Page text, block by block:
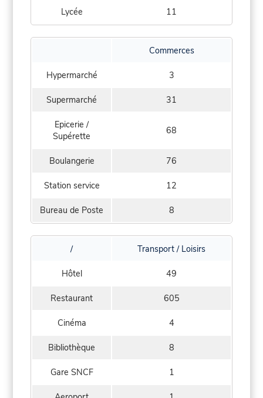
Lycée 11
Commerces
Hypermarché 3
Supermarché 31
Epicerie /
Supérette
68
Boulangerie 76
Station service 12
Bureau de Poste 8
/ Transport / Loisirs
Hôtel 49
Restaurant 605
Cinéma 4
Bibliothèque 8
Gare SNCF 1